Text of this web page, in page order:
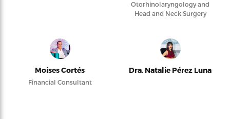
Otorhinolaryngology and
Head and Neck Surgery
Moises Cortés
Financial Consultant
Dra. Natalie Pérez Luna